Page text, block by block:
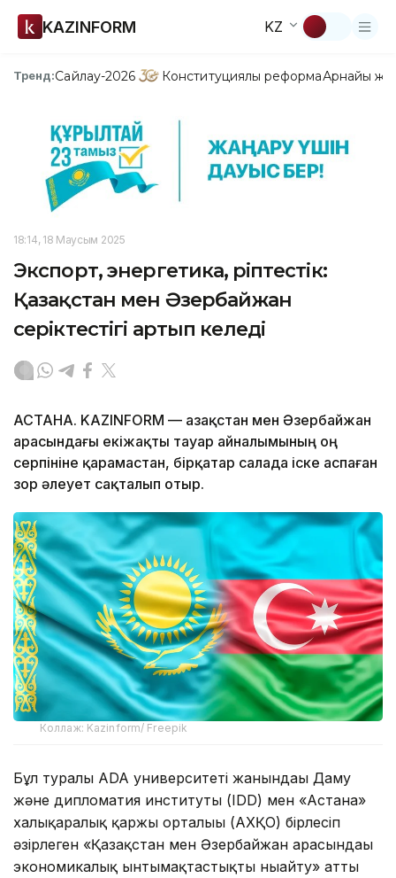
KAZINFORM KZ
Тренд:Сайлау-2026 Конституциялық реформаАрнайы
18:14, 18 Маусым 2025
Экспорт, энергетика, әріптестік:
Қазақстан мен Әзербайжан
серіктестігі артып келеді
АСТАНА. KAZINFORM — Қазақстан мен Әзербайжан
арасындағы екіжақты тауар айналымының оң
серпініне қарамастан, бірқатар салада іске аспаған
зор әлеует сақталып отыр.
Коллаж: Kazinform/ Freepik
Бұл туралы ADA университеті жанындағы Даму
және дипломатия институты (IDD) мен «Астана»
халықаралық қаржы орталығы (АХҚО) бірлесіп
әзірлеген «Қазақстан мен Әзербайжан арасындағы
экономикалық ынтымақтастықты нығайту» атты